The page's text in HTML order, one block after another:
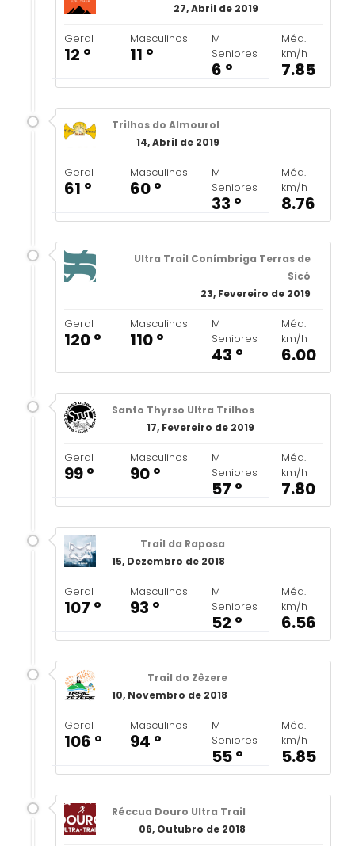
27, Abril de 2019
Geral
12 º
Masculinos
11 º
M
Seniores
6 º
Méd.
km/h
7.85
Trilhos do Almourol
14, Abril de 2019
Geral
61 º
Masculinos
60 º
M
Seniores
33 º
Méd.
km/h
8.76
Ultra Trail Conímbriga Terras de
Sicó
23, Fevereiro de 2019
Geral
120 º
Masculinos
110 º
M
Seniores
43 º
Méd.
km/h
6.00
Santo Thyrso Ultra Trilhos
17, Fevereiro de 2019
Geral
99 º
Masculinos
90 º
M
Seniores
57 º
Méd.
km/h
7.80
Trail da Raposa
15, Dezembro de 2018
Geral
107 º
Masculinos
93 º
M
Seniores
52 º
Méd.
km/h
6.56
Trail do Zêzere
10, Novembro de 2018
Geral
106 º
Masculinos
94 º
M
Seniores
55 º
Méd.
km/h
5.85
Réccua Douro Ultra Trail
06, Outubro de 2018